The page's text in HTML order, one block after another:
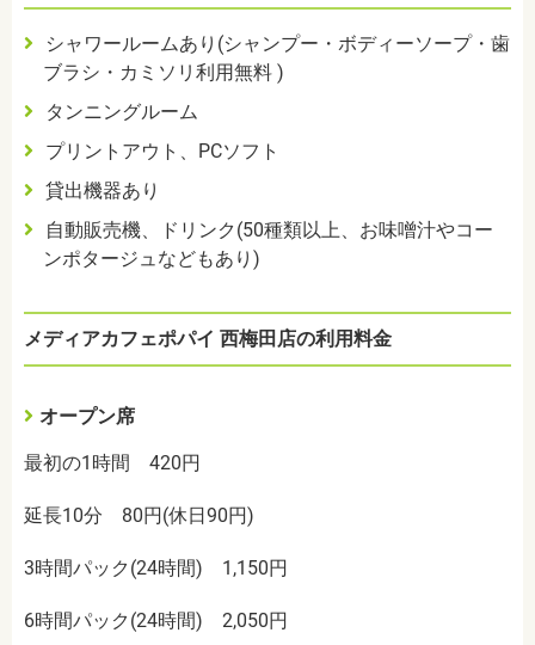
シャワールームあり(シャンプー・ボディーソープ・歯
ブラシ・カミソリ利用無料 )
タンニングルーム
プリントアウト、PCソフト
貸出機器あり
自動販売機、ドリンク(50種類以上、お味噌汁やコー
ンポタージュなどもあり)
メディアカフェポパイ 西梅田店の利用料金
オープン席
最初の1時間 420円
延長10分 80円(休日90円)
3時間パック(24時間) 1,150円
6時間パック(24時間) 2,050円